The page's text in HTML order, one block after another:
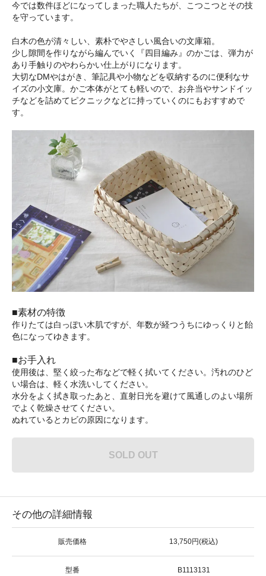
今では数件ほどになってしまった職人たちが、こつこつとその技
を守っています。
白木の色が清々しい、素朴でやさしい風合いの文庫箱。
少し隙間を作りながら編んでいく『四目編み』のかごは、弾力が
あり手触りのやわらかい仕上がりになります。
大切なDMやはがき、筆記具や小物などを収納するのに便利なサ
イズの小文庫。かご本体がとても軽いので、お弁当やサンドイッ
チなどを詰めてピクニックなどに持っていくのにもおすすめで
す。
■素材の特徴
作りたては白っぽい木肌ですが、年数が経つうちにゆっくりと飴
色になってゆきます。
■お手入れ
使用後は、堅く絞った布などで軽く拭いてください。汚れのひど
い場合は、軽く水洗いしてください。
水分をよく拭き取ったあと、直射日光を避けて風通しのよい場所
でよく乾燥させてください。
ぬれているとカビの原因になります。
SOLD OUT
その他の詳細情報
販売価格 13,750円(税込)
型番 B1113131